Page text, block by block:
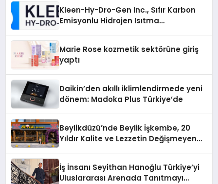
Kleen-Hy-Dro-Gen Inc., Sıfır Karbon
Emisyonlu Hidrojen Isıtma
Marie Rose kozmetik sektörüne giriş
yaptı
Daikin’den akıllı iklimlendirmede yeni
dönem: Madoka Plus Türkiye’de
Beylikdüzü’nde Beylik İşkembe, 20
Yıldır Kalite ve Lezzetin Değişmeyen
İş İnsanı Seyithan Hanoğlu Türkiye’yi
Uluslararası Arenada Tanıtmayı